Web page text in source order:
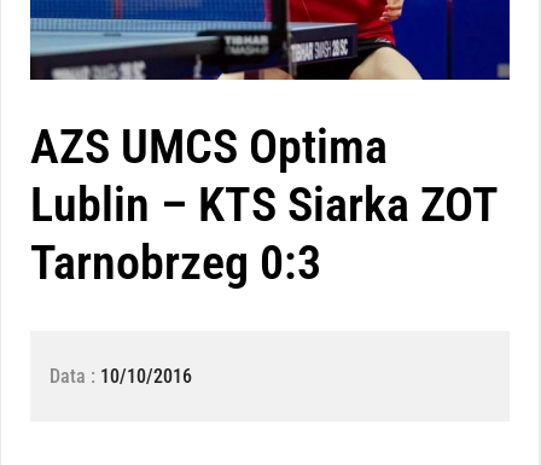
AZS UMCS Optima
Lublin – KTS Siarka ZOT
Tarnobrzeg 0:3
Data : 10/10/2016